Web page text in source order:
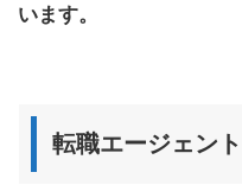
います。
転職エージェン